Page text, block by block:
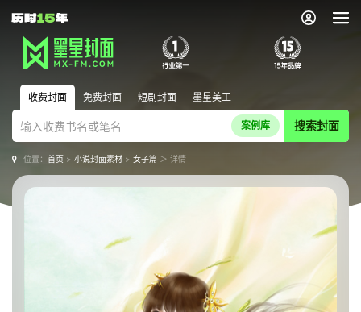
收费封面 免费封面 短剧封面 墨星美工
案例库 搜索封面
位置： 首页> 小说封面素材> 女子篇＞ 详情